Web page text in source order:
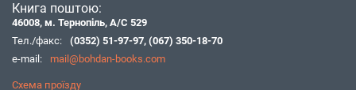
Книга поштою:
46008, м. Тернопіль, А/С 529
Тел./факс:
(0352) 51-97-97, (067) 350-18-70
e-mail:
mail@bohdan-books.com
Схема проїзду